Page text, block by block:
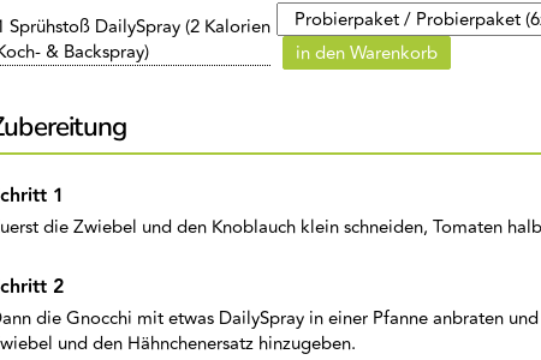
Sprühstoß DailySpray (2 Kalorien
& Backspray)
in den Warenkorb
die Zwiebel und den Knoblauch klein schneiden, Tomaten
die Gnocchi mit etwas DailySpray in einer Pfanne anbraten
und den Hähnchenersatz hinzugeben.